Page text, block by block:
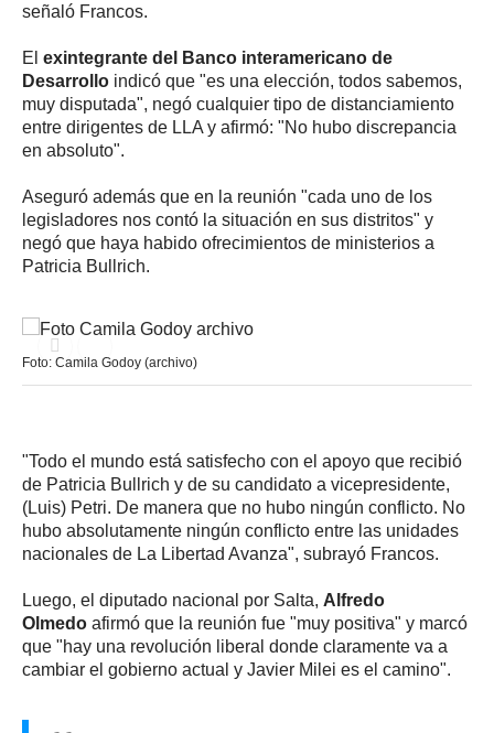
señaló Francos.
El exintegrante del Banco interamericano de
Desarrollo indicó que "es una elección, todos sabemos,
muy disputada", negó cualquier tipo de distanciamiento
entre dirigentes de LLA y afirmó: "No hubo discrepancia
en absoluto".
Aseguró además que en la reunión "cada uno de los
legisladores nos contó la situación en sus distritos" y
negó que haya habido ofrecimientos de ministerios a
Patricia Bullrich.
Foto: Camila Godoy (archivo)
"Todo el mundo está satisfecho con el apoyo que recibió
de Patricia Bullrich y de su candidato a vicepresidente,
(Luis) Petri. De manera que no hubo ningún conflicto. No
hubo absolutamente ningún conflicto entre las unidades
nacionales de La Libertad Avanza", subrayó Francos.
Luego, el diputado nacional por Salta, Alfredo
Olmedo afirmó que la reunión fue "muy positiva" y marcó
que "hay una revolución liberal donde claramente va a
cambiar el gobierno actual y Javier Milei es el camino".